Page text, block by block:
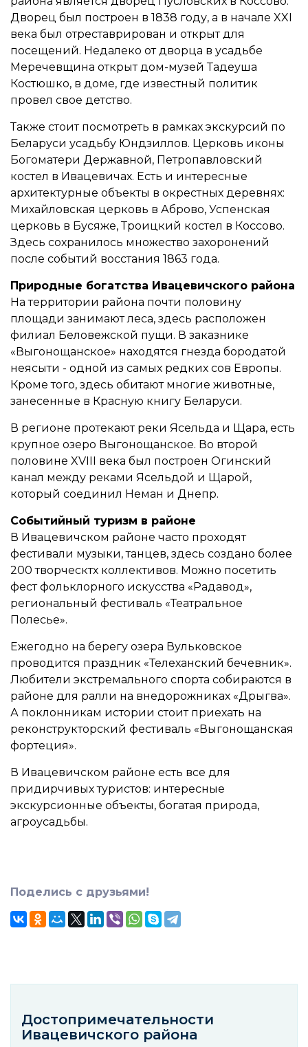
Дворец был построен в 1838 году, а в начале XXI
века был отреставрирован и открыт для
посещений. Недалеко от дворца в усадьбе
Меречевщина открыт дом-музей Тадеуша
Костюшко, в доме, где известный политик
провел свое детство.
Также стоит посмотреть в рамках экскурсий по
Беларуси усадьбу Юндзиллов. Церковь иконы
Богоматери Державной, Петропавловский
костел в Ивацевичах. Есть и интересные
архитектурные объекты в окрестных деревнях:
Михайловская церковь в Аброво, Успенская
церковь в Бусяже, Троицкий костел в Коссово.
Здесь сохранилось множество захоронений
после событий восстания 1863 года.
Природные богатства Ивацевичского района
На территории района почти половину
площади занимают леса, здесь расположен
филиал Беловежской пущи. В заказнике
«Выгонощанское» находятся гнезда бородатой
неясыти - одной из самых редких сов Европы.
Кроме того, здесь обитают многие животные,
занесенные в Красную книгу Беларуси.
В регионе протекают реки Ясельда и Щара, есть
крупное озеро Выгонощанское. Во второй
половине XVIII века был построен Огинский
канал между реками Ясельдой и Щарой,
который соединил Неман и Днепр.
Событийный туризм в районе
В Ивацевичском районе часто проходят
фестивали музыки, танцев, здесь создано более
200 творческтх коллективов. Можно посетить
фест фольклорного искусства «Радавод»,
региональный фестиваль «Театральное
Полесье».
Ежегодно на берегу озера Вульковское
проводится праздник «Телеханский бечевник».
Любители экстремального спорта собираются в
районе для ралли на внедорожниках «Дрыгва».
А поклонникам истории стоит приехать на
реконструкторский фестиваль «Выгонощанская
фортеция».
В Ивацевичском районе есть все для
придирчивых туристов: интересные
экскурсионные объекты, богатая природа,
агроусадьбы.
Поделись с друзьями!
Достопримечательности
Ивацевичского районa